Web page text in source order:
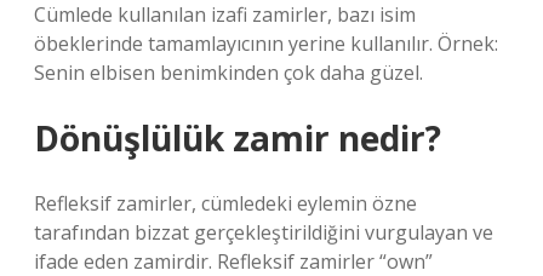
Cümlede kullanılan izafi zamirler, bazı isim
öbeklerinde tamamlayıcının yerine kullanılır. Örnek:
Senin elbisen benimkinden çok daha güzel.
Dönüşlülük zamir nedir?
Refleksif zamirler, cümledeki eylemin özne
tarafından bizzat gerçekleştirildiğini vurgulayan ve
ifade eden zamirdir. Refleksif zamirler “own”